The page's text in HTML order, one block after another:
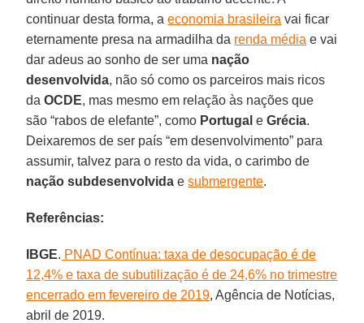
continuar desta forma, aeconomia brasileira vai ficar
eternamente presa na armadilha da renda média e vai
dar adeus ao sonho de ser uma nação
desenvolvida, não só como os parceiros mais ricos
daOCDE, mas mesmo em relação às nações que
são “rabos de elefante”, como Portugal eGrécia.
Deixaremos de ser país “em desenvolvimento” para
assumir, talvez para o resto da vida, o carimbo de
nação subdesenvolvida esubmergente.
Referências:
IBGE. PNAD Contínua: taxa de desocupação é de
12,4% e taxa de subutilização é de 24,6% no trimestre
encerrado em fevereiro de 2019, Agência de Notícias,
abril de 2019.